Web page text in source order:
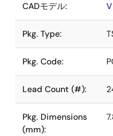
CADモデル:
Pkg. Type:
Pkg. Code:
Lead Count (#):
Pkg. Dimensions
(mm):